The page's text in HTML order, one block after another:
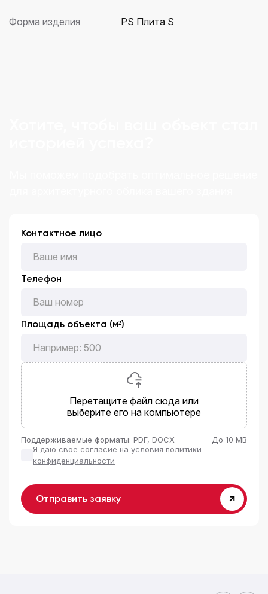
Форма изделия PS Плита S
Контактное лицо
Телефон
Площадь объекта (м²)
Перетащите файл сюда или
выберите его на компьютере
Поддерживаемые форматы: PDF, DOCX
До 10 MB
Я даю своё согласие на условия политики
конфиденциальности
Отправить заявку